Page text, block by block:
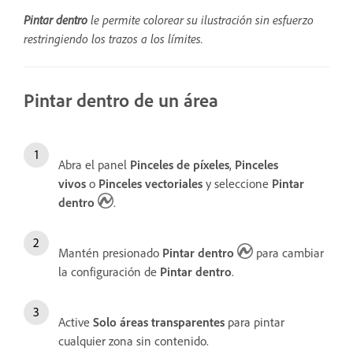
Pintar dentro le permite colorear su ilustración sin esfuerzo
restringiendo los trazos a los límites.
Pintar dentro de un área
Abra el panel Pinceles de píxeles, Pinceles
vivos o Pinceles vectoriales y seleccione Pintar
dentro
.
Mantén presionado Pintar dentro
para cambiar
la configuración de Pintar dentro.
Active Solo áreas transparentes para pintar
cualquier zona sin contenido.